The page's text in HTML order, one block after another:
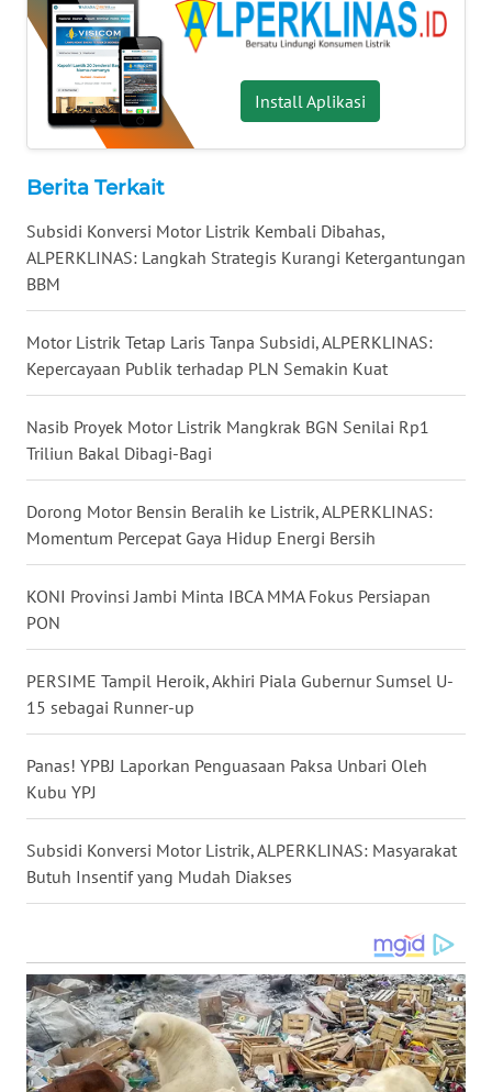
Install Aplikasi
Berita Terkait
Subsidi Konversi Motor Listrik Kembali Dibahas,
ALPERKLINAS: Langkah Strategis Kurangi Ketergantungan
BBM
Motor Listrik Tetap Laris Tanpa Subsidi, ALPERKLINAS:
Kepercayaan Publik terhadap PLN Semakin Kuat
Nasib Proyek Motor Listrik Mangkrak BGN Senilai Rp1
Triliun Bakal Dibagi-Bagi
Dorong Motor Bensin Beralih ke Listrik, ALPERKLINAS:
Momentum Percepat Gaya Hidup Energi Bersih
KONI Provinsi Jambi Minta IBCA MMA Fokus Persiapan
PON
PERSIME Tampil Heroik, Akhiri Piala Gubernur Sumsel U-
15 sebagai Runner-up
Panas! YPBJ Laporkan Penguasaan Paksa Unbari Oleh
Kubu YPJ ‎
Subsidi Konversi Motor Listrik, ALPERKLINAS: Masyarakat
Butuh Insentif yang Mudah Diakses
WN
KALTARA
WN
KALSEL
WN
KALTIM
WN
SULSEL
WN
GORONTALO
WN
MALUKU
MALUT
DAIRI
DANAU
TOBA
WN
NIAS
WN
TAPANULI
SELATAN